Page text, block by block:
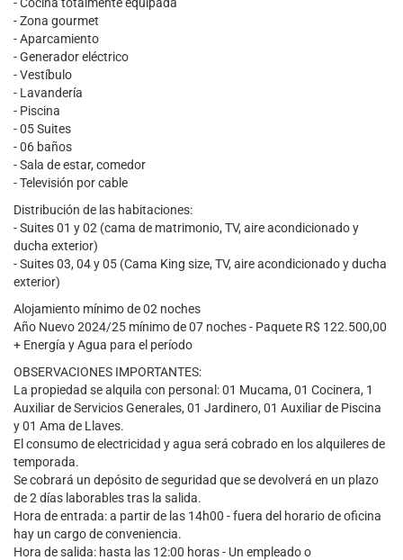
- Zona gourmet
- Aparcamiento
- Generador eléctrico
- Vestíbulo
- Lavandería
- Piscina
- 05 Suites
- 06 baños
- Sala de estar, comedor
- Televisión por cable
Distribución de las habitaciones:
- Suites 01 y 02 (cama de matrimonio, TV, aire acondicionado y
ducha exterior)
- Suites 03, 04 y 05 (Cama King size, TV, aire acondicionado y ducha
exterior)
Alojamiento mínimo de 02 noches
Año Nuevo 2024/25 mínimo de 07 noches - Paquete R$ 122.500,00
+ Energía y Agua para el período
OBSERVACIONES IMPORTANTES:
La propiedad se alquila con personal: 01 Mucama, 01 Cocinera, 1
Auxiliar de Servicios Generales, 01 Jardinero, 01 Auxiliar de Piscina
y 01 Ama de Llaves.
El consumo de electricidad y agua será cobrado en los alquileres de
temporada.
Se cobrará un depósito de seguridad que se devolverá en un plazo
de 2 días laborables tras la salida.
Hora de entrada: a partir de las 14h00 - fuera del horario de oficina
hay un cargo de conveniencia.
Hora de salida: hasta las 12:00 horas - Un empleado o